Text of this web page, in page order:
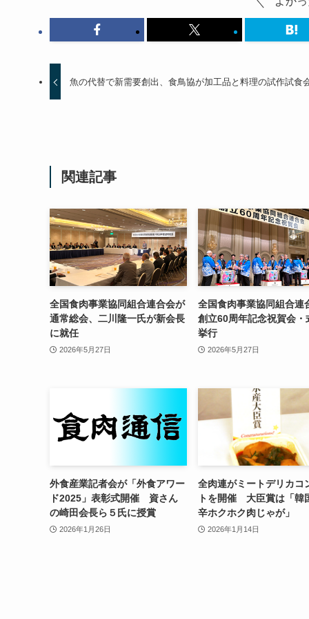
魚の代替で新需要創出、食鳥協が加工品と料理の試作試食
関連記事
全国食肉事業協同組合連合会が
通常総会、二川隆一氏が新会長
に就任
2026年5月27日
全国食肉事業協同組合連
創立60周年記念祝賀会・
挙行
2026年5月27日
外食産業記者会が「外食アワー
ド2025」表彰式開催 資さん
の崎田会長ら５氏に授賞
2026年1月26日
全肉連がミートデリカコ
トを開催 大臣賞は「韓
辛ホクホク肉じゃが」
2026年1月14日